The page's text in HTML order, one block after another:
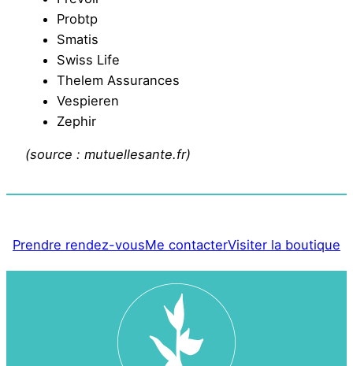
Probtp
Smatis
Swiss Life
Thelem Assurances
Vespieren
Zephir
(source : mutuellesante.fr)
Prendre rendez-vousMe contacterVisiter la boutique